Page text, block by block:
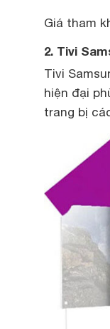
Giá tham
2. Tivi
Tivi
hiện đại
trang bị